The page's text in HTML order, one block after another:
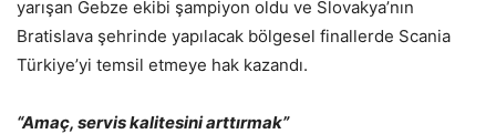
yarışan Gebze ekibi şampiyon oldu ve Slovakya’nın
Bratislava şehrinde yapılacak bölgesel finallerde Scania
Türkiye’yi temsil etmeye hak kazandı.
“Amaç, servis kalitesini arttırmak”